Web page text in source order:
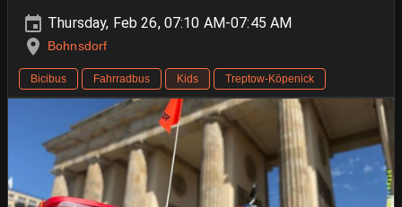
Thursday, Feb 26, 07:10 AM-07:45 AM
Bohnsdorf
Bicibus Fahrradbus Kids Treptow-Köpenick